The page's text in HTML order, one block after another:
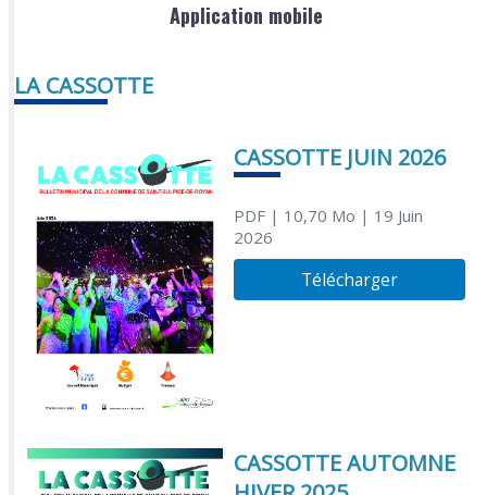
Application mobile
LA CASSOTTE
CASSOTTE JUIN 2026
PDF| 10,70 Mo | 19 Juin
2026
Télécharger
CASSOTTE AUTOMNE